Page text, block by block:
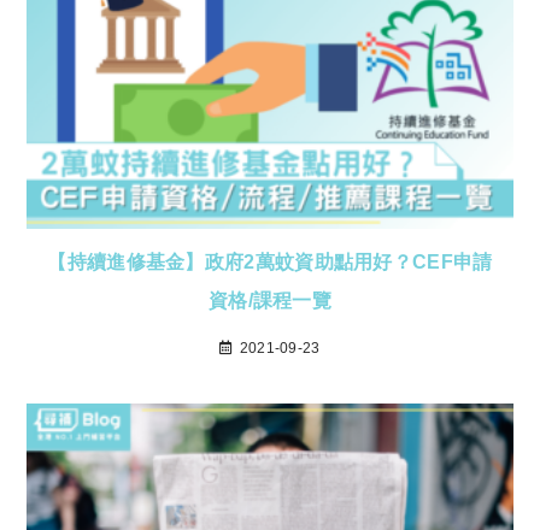
【持續進修基金】政府2萬蚊資助點用好？CEF申請
資格/課程一覽
2021-09-23